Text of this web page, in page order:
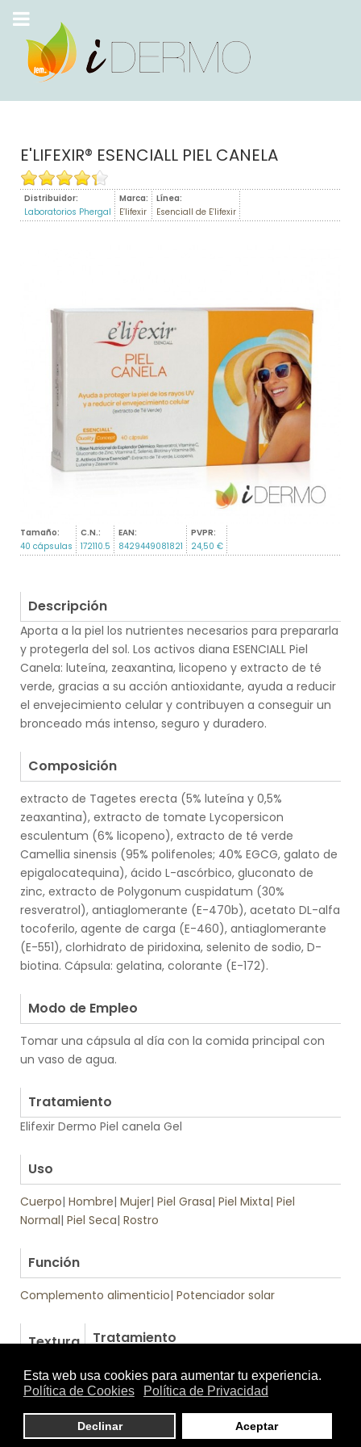
E'LIFEXIR® ESENCIALL PIEL CANELA
Distribuidor:
Laboratorios Phergal
Marca:
E’lifexir
Línea:
Esenciall de E’lifexir
Tamaño:
40 cápsulas
C.N.:
172110.5
EAN:
8429449081821
PVPR:
24,50 €
Descripción
Aporta a la piel los nutrientes necesarios para prepararla
y protegerla del sol. Los activos diana ESENCIALL Piel
Canela: luteína, zeaxantina, licopeno y extracto de té
verde, gracias a su acción antioxidante, ayuda a reducir
el envejecimiento celular y contribuyen a conseguir un
bronceado más intenso, seguro y duradero.
Composición
extracto de Tagetes erecta (5% luteína y 0,5%
zeaxantina), extracto de tomate Lycopersicon
esculentum (6% licopeno), extracto de té verde
Camellia sinensis (95% polifenoles; 40% EGCG, galato de
epigalocatequina), ácido L-ascórbico, gluconato de
zinc, extracto de Polygonum cuspidatum (30%
resveratrol), antiaglomerante (E-470b), acetato DL-alfa
tocoferilo, agente de carga (E-460), antiaglomerante
(E-551), clorhidrato de piridoxina, selenito de sodio, D-
biotina. Cápsula: gelatina, colorante (E-172).
Modo de Empleo
Tomar una cápsula al día con la comida principal con
un vaso de agua.
Tratamiento
Elifexir Dermo Piel canela Gel
Uso
Cuerpo| Hombre| Mujer| Piel Grasa| Piel Mixta| Piel
Normal| Piel Seca| Rostro
Función
Complemento alimenticio| Potenciador solar
Textura
Tratamiento